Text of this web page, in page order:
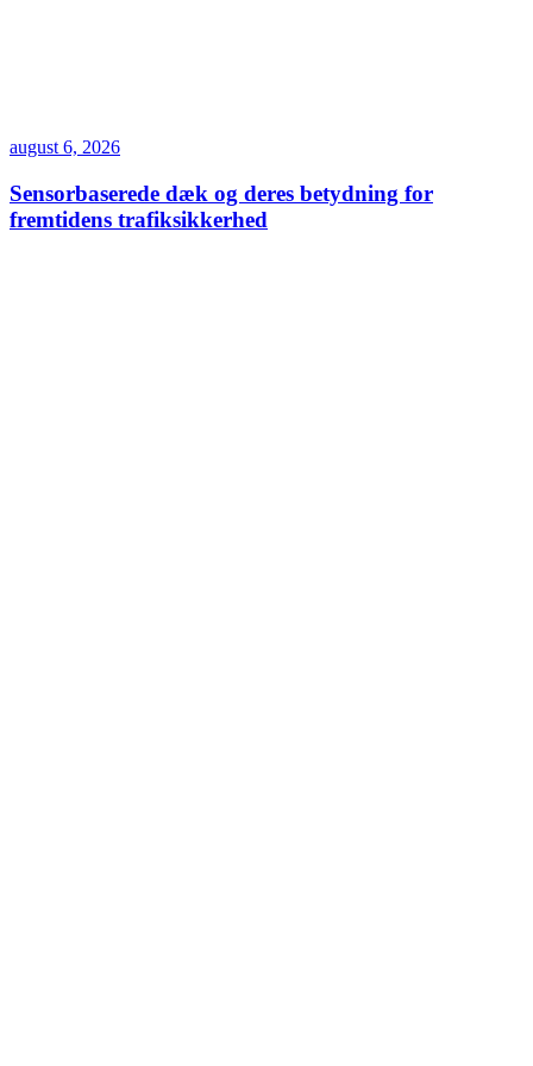
august 6, 2026
Sensorbaserede dæk og deres betydning for
fremtidens trafiksikkerhed